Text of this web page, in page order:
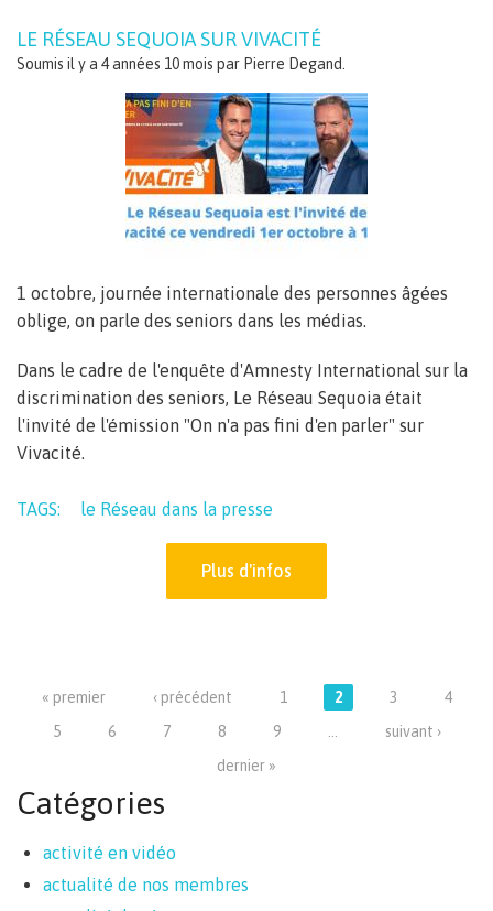
LE RÉSEAU SEQUOIA SUR VIVACITÉ
Soumis il y a 4 années 10 mois par Pierre Degand
1 octobre, journée internationale des personnes âgées
oblige, on parle des seniors dans les médias.
Dans le cadre de l'enquête d'Amnesty International sur la
discrimination des seniors, Le Réseau Sequoia était
l'invité de l'émission "On n'a pas fini d'en parler" sur
Vivacité.
TAGS: le Réseau dans la presse
Plus d'infos
Pages
« premier ‹ précédent 1 2 3
4
5
6 7 8 9
suivant ›
dernier »
Catégories
activité en vidéo
actualité de nos membres